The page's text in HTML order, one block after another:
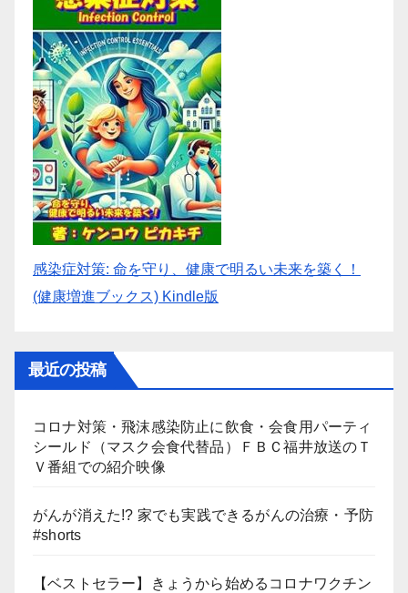
感染症対策: 命を守り、健康で明るい未来を築く！
(健康増進ブックス) Kindle版
最近の投稿
コロナ対策・飛沫感染防止に飲食・会食用パーティ
シールド（マスク会食代替品）ＦＢＣ福井放送のＴ
Ｖ番組での紹介映像
がんが消えた!? 家でも実践できるがんの治療・予防
#shorts
【ベストセラー】きょうから始めるコロナワクチン